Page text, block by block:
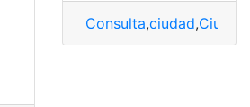
Consulta,ciudad,